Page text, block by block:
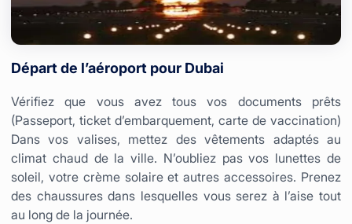
Départ de l’aéroport pour Dubai
Vérifiez que vous avez tous vos documents prêts
(Passeport, ticket d’embarquement, carte de vaccination)
Dans vos valises, mettez des vêtements adaptés au
climat chaud de la ville. N’oubliez pas vos lunettes de
soleil, votre crème solaire et autres accessoires. Prenez
des chaussures dans lesquelles vous serez à l’aise tout
au long de la journée.